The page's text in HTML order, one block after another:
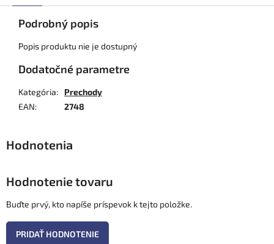
Podrobný popis
Popis produktu nie je dostupný
Dodatočné parametre
Kategória:
Prechody
EAN: 2748
Hodnotenie tovaru
Buďte prvý, kto napíše príspevok k tejto položke.
PRIDAŤ HODNOTENIE